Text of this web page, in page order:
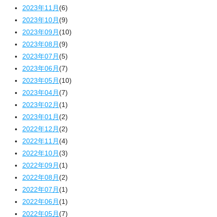
2023年11月(6)
2023年10月(9)
2023年09月(10)
2023年08月(9)
2023年07月(5)
2023年06月(7)
2023年05月(10)
2023年04月(7)
2023年02月(1)
2023年01月(2)
2022年12月(2)
2022年11月(4)
2022年10月(3)
2022年09月(1)
2022年08月(2)
2022年07月(1)
2022年06月(1)
2022年05月(7)